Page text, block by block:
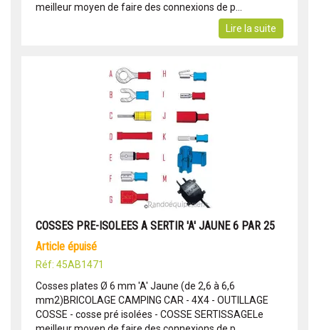
meilleur moyen de faire des connexions de p...
Lire la suite
COSSES PRE-ISOLEES A SERTIR 'A' JAUNE 6 PAR 25
article épuisé
Réf: 45AB1471
Cosses plates Ø 6 mm 'A' Jaune (de 2,6 à 6,6
mm2)BRICOLAGE CAMPING CAR - 4X4 - OUTILLAGE
COSSE - cosse pré isolées - COSSE SERTISSAGELe